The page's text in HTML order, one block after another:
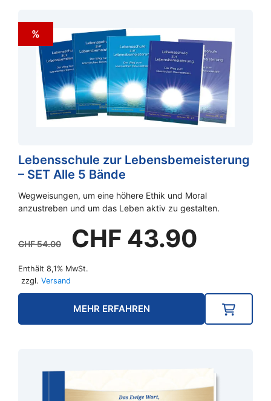
%
Lebensschule zur Lebensbemeisterung
– SET Alle 5 Bände
Wegweisungen, um eine höhere Ethik und Moral
anzustreben und um das Leben aktiv zu gestalten.
CHF54.00
Ursprünglicher
Preis
war:
CHF 43.90
Enthält 8,1% MwSt.
zzgl. Versand
MEHR ERFAHREN